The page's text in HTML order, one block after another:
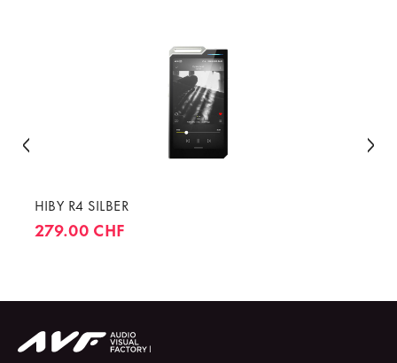
HIBY R4 SILBER
279.00 CHF